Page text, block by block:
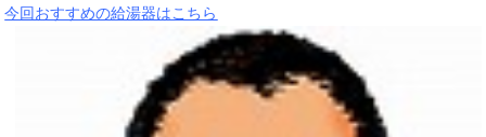
今回おすすめの給湯器はこちら